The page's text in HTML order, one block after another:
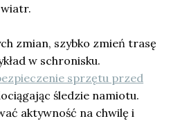
zmian, szybko zmień trasę
w schronisku.
sprzętu przed
śledzie namiotu.
aktywność na chwilę i